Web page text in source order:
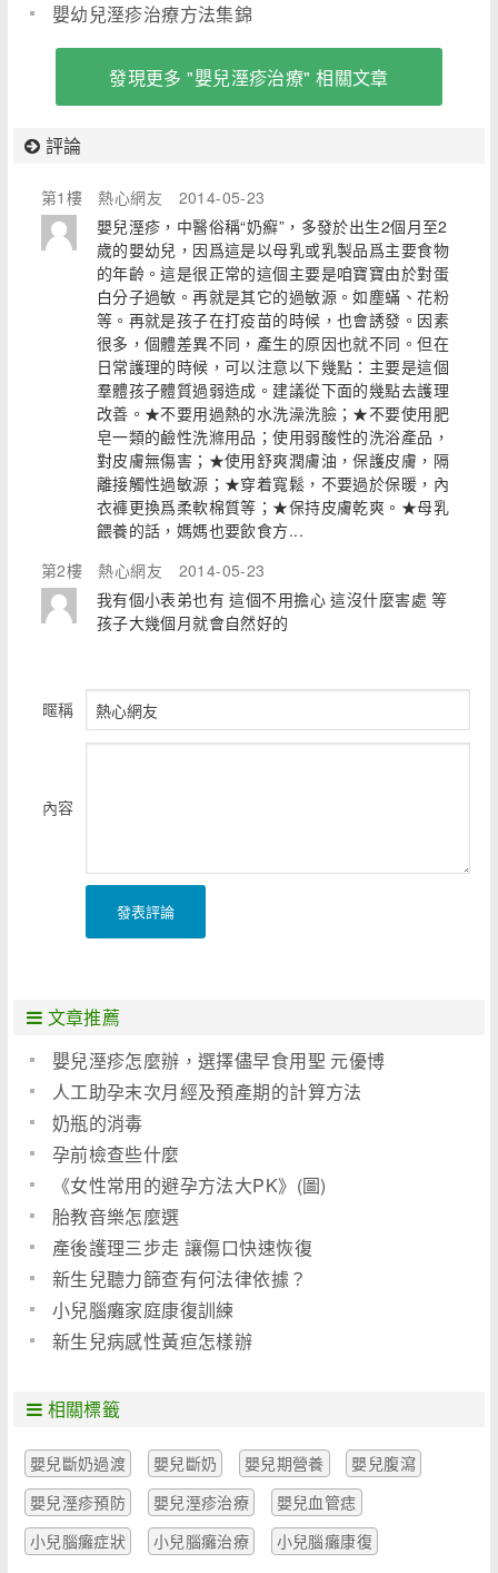
嬰幼兒溼疹治療方法集錦
發現更多 "嬰兒溼疹治療" 相關文章
評論
第1樓 熱心網友
2014-05-23
嬰兒溼疹，中醫俗稱“奶癬”，多發於出生2個月至2
歲的嬰幼兒，因爲這是以母乳或乳製品爲主要食物
的年齡。這是很正常的這個主要是咱寶寶由於對蛋
白分子過敏。再就是其它的過敏源。如塵蟎、花粉
等。再就是孩子在打疫苗的時候，也會誘發。因素
很多，個體差異不同，產生的原因也就不同。但在
日常護理的時候，可以注意以下幾點：主要是這個
羣體孩子體質過弱造成。建議從下面的幾點去護理
改善。★不要用過熱的水洗澡洗臉；★不要使用肥
皂一類的鹼性洗滌用品；使用弱酸性的洗浴產品，
對皮膚無傷害；★使用舒爽潤膚油，保護皮膚，隔
離接觸性過敏源；★穿着寬鬆，不要過於保暖，內
衣褲更換爲柔軟棉質等；★保持皮膚乾爽。★母乳
餵養的話，媽媽也要飲食方...
第2樓
熱心網友
2014-05-23
我有個小表弟也有 這個不用擔心 這沒什麼害處 等
孩子大幾個月就會自然好的
暱稱
內容
發表評論
文章推薦
嬰兒溼疹怎麼辦，選擇儘早食用聖 元優博
人工助孕末次月經及預產期的計算方法
奶瓶的消毒
孕前檢查些什麼
《女性常用的避孕方法大PK》(圖)
胎教音樂怎麼選
產後護理三步走 讓傷口快速恢復
新生兒聽力篩查有何法律依據？
小兒腦癱家庭康復訓練
新生兒病感性黃疸怎樣辦
相關標籤
嬰兒斷奶過渡 嬰兒斷奶 嬰兒期營養
嬰兒腹瀉
嬰兒溼疹預防
嬰兒溼疹治療
嬰兒血管痣
小兒腦癱症狀
小兒腦癱治療 小兒腦癱康復